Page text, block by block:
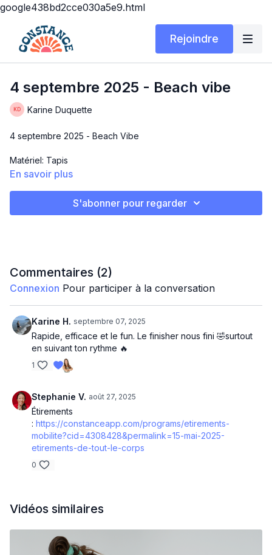
google438bd2cce030a5e9.html
Rejoindre
4 septembre 2025 - Beach vibe
Karine Duquette
4 septembre 2025 - Beach Vibe
Matériel: Tapis
Un entraînement FULL BODY directement sur la PLAGE!
kick through crunch
inchworm plank cross
burpees
Bloc 2
jumping lunge + half burpee
In & out push up
J'espère que vous avez apprécié le paysage :)
En savoir plus
S'abonner pour regarder
Commentaires (2)
Connexion Pour participer à la conversation
Karine H. septembre 07, 2025
Rapide, efficace et le fun. Le finisher nous fini 🤣surtout
en suivant ton rythme 🔥
1
Stephanie V. août 27, 2025
Étirements
: https://constanceapp.com/programs/etirements-
mobilite?cid=4308428&permalink=15-mai-2025-
etirements-de-tout-le-corps
0
Vidéos similaires